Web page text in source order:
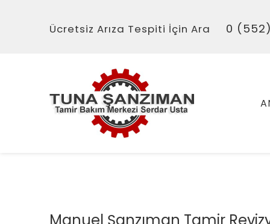
Ücretsiz Arıza Tespiti İçin Ara 0 (552)